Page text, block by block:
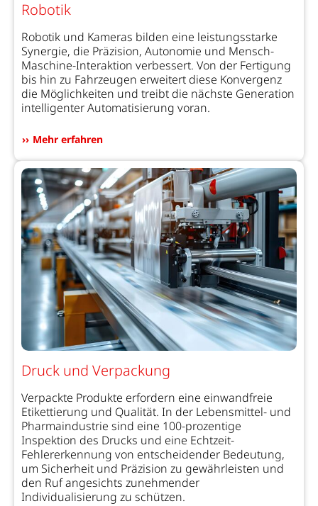
Robotik
Robotik und Kameras bilden eine leistungsstarke
Synergie, die Präzision, Autonomie und Mensch-
Maschine-Interaktion verbessert. Von der Fertigung
bis hin zu Fahrzeugen erweitert diese Konvergenz
die Möglichkeiten und treibt die nächste Generation
intelligenter Automatisierung voran.
Mehr erfahren
Druck und Verpackung
Verpackte Produkte erfordern eine einwandfreie
Etikettierung und Qualität. In der Lebensmittel- und
Pharmaindustrie sind eine 100-prozentige
Inspektion des Drucks und eine Echtzeit-
Fehlererkennung von entscheidender Bedeutung,
um Sicherheit und Präzision zu gewährleisten und
den Ruf angesichts zunehmender
Individualisierung zu schützen.